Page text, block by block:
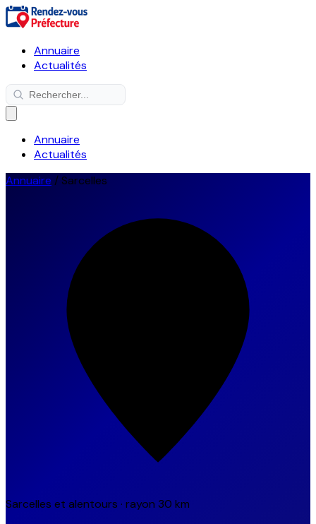
Annuaire
Actualités
Annuaire
Actualités
Annuaire / Sarcelles
Sarcelles et alentours · rayon 30 km